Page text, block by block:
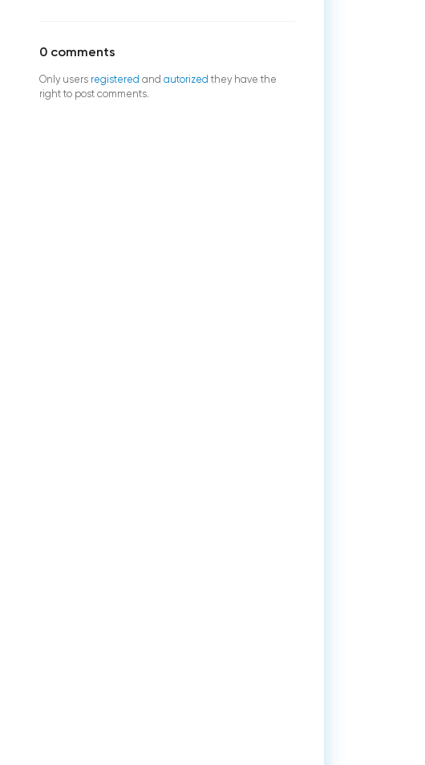
0 comments
Only users registered and autorized they have the
right to post comments.